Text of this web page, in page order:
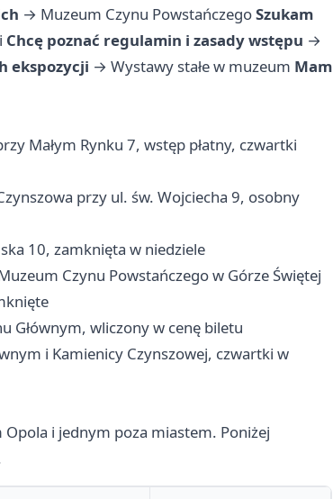
→ Muzeum Czynu PowstańczegoSzukam
Chcę poznać regulamin i zasady wstępu →
ekspozycji → Wystawy stałe w muzeum Mam
Małym Rynku 7, wstęp płatny, czwartki
przy ul. św. Wojciecha 9, osobny
10, zamknięta w niedziele
Czynu Powstańczego w Górze Świętej
Głównym, wliczony w cenę biletu
i Kamienicy Czynszowej, czwartki w
i jednym poza miastem. Poniżej